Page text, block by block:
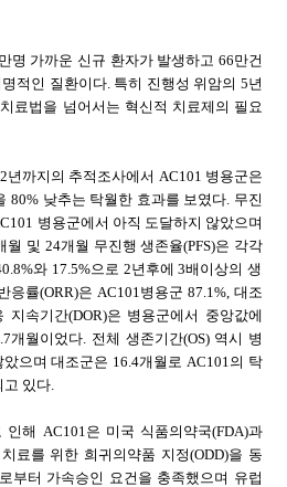
만명 가까운 신규 환자가 발생하고 66만건
적인 질환이다. 특히 진행성 위암의 5년
료법을 넘어서는 혁신적 치료제의 필요
2년까지의 추적조사에서 AC101 병용군은
80% 낮추는 탁월한 효과를 보였다. 무진
병용군에서 아직 도달하지 않았으며
월 및 24개월 무진행 생존율(PFS)은 각각
와 17.5%으로 2년후에 3배이상의 생
응률(ORR)은 AC101병용군 87.1%, 대조
지속기간(DOR)은 병용군에서 중앙값에
개월이었다. 전체 생존기간(OS) 역시 병
으며 대조군은 16.4개월로 AC101의 탁
고 있다.
인해 AC101은 미국 식품의약국(FDA)과
료를 위한 희귀의약품 지정(ODD)을 동
부터 가속승인 요건을 충족했으며 유럽